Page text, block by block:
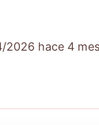
2026 hace 4